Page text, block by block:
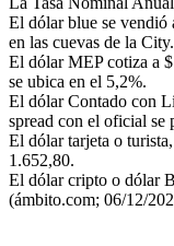
El dólar blue se vendió
en las cuevas de la City.
El dólar MEP cotiza a
se ubica en el 5,2%.
El dólar Contado con
spread con el oficial se
El dólar tarjeta o
1.652,80.
El dólar cripto o dólar
(ámbito.com; 06/12/